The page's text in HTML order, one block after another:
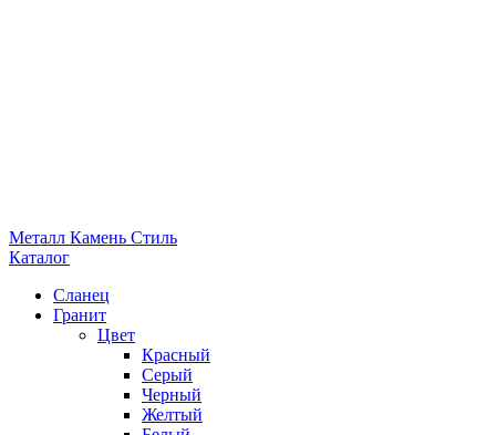
Металл Камень Стиль
Каталог
Сланец
Гранит
Цвет
Красный
Серый
Черный
Желтый